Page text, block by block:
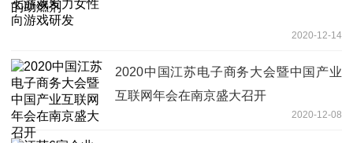
2020-12-14
2020中国江苏电子商务大会暨中国产业
互联网年会在南京盛大召开
2020-12-08